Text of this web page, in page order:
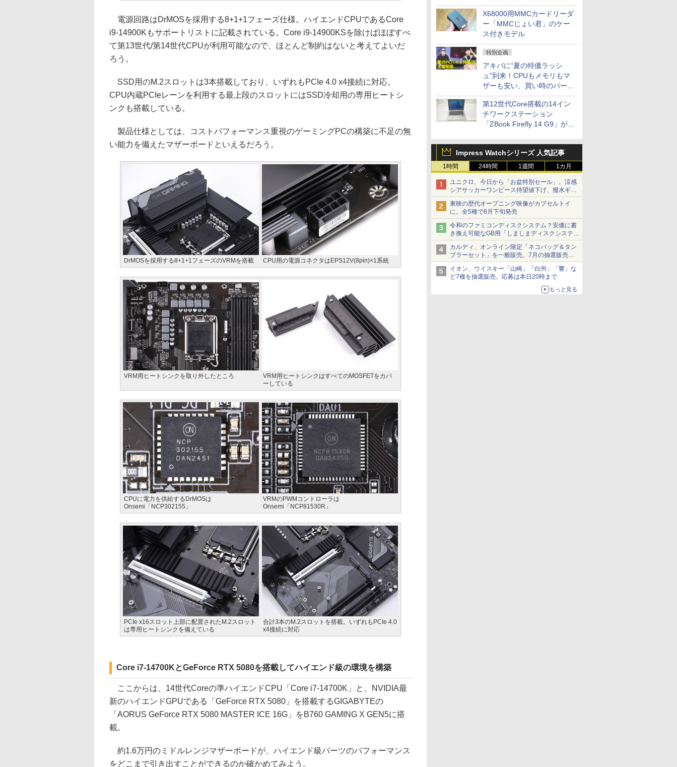
中古PCセール
X68000用MMCカードリーダ
ー「MMCじょい君」のケー
ス付きモデル
特別企画
アキバに“夏の特価ラッシ
ュ”到来！CPUもメモリもマ
ザーも安い、買い時のパーツ
は？【8月7日(金)22時配信】
第12世代Core搭載の14イン
チワークステーション
「ZBook Firefly 14 G9」が
セール
Impress Watchシリーズ 人気記事
1時間 24時間 1週間 1カ月
ユニクロ、今日から「お盆特別セール」。涼感
シアサッカーワンピース待望値下げ、撥水ギア
ショーツは1990円に
東映の歴代オープニング映像がカプセルトイ
に。全5種で8月下旬発売
令和のファミコンディスクシステム？安価に書
き換え可能なGB用「しましまディスクシステ
ム」
カルディ、オンライン限定「ネコバッグ＆タン
ブラーセット」を一般販売。7月の抽選販売の
当選無効分
イオン、ウイスキー「山崎」「白州」「響」な
ど7種を抽選販売。応募は本日20時まで
もっと見る
電源回路はDrMOSを採用する8+1+1フェーズ仕様。ハイエンドCPUであるCore
i9-14900Kもサポートリストに記載されている。Core i9-14900KSを除けばほぼすべ
て第13世代/第14世代CPUが利用可能なので、ほとんど制約はないと考えてよいだ
ろう。
SSD用のM.2スロットは3本搭載しており、いずれもPCIe 4.0 x4接続に対応。
CPU内蔵PCIeレーンを利用する最上段のスロットにはSSD冷却用の専用ヒートシ
ンクも搭載している。
製品仕様としては、コストパフォーマンス重視のゲーミングPCの構築に不足の無
い能力を備えたマザーボードといえるだろう。
DrMOSを採用する8+1+1フェーズのVRMを搭載 CPU用の電源コネクタはEPS12V(8pin)×1系統
VRM用ヒートシンクを取り外したところ
VRM用ヒートシンクはすべてのMOSFETをカバ
ーしている
CPUに電力を供給するDrMOSは
Onsemi「NCP302155」
VRMのPWMコントローラは
Onsemi「NCP81530R」
PCIe x16スロット上部に配置されたM.2スロット
は専用ヒートシンクを備えている
合計3本のM.2スロットを搭載。いずれもPCIe 4.0
x4接続に対応
Core i7-14700KとGeForce RTX 5080を搭載してハイエンド級の環境を構築
ここからは、14世代Coreの準ハイエンドCPU「Core i7-14700K」と、NVIDIA最
新のハイエンドGPUである「GeForce RTX 5080」を搭載するGIGABYTEの
「AORUS GeForce RTX 5080 MASTER ICE 16G」をB760 GAMING X GEN5に搭
載。
約1.6万円のミドルレンジマザーボードが、ハイエンド級パーツのパフォーマンス
をどこまで引き出すことができるのか確かめてみよう。